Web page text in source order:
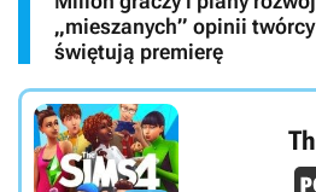
„mieszanych” opinii
świętują premierę